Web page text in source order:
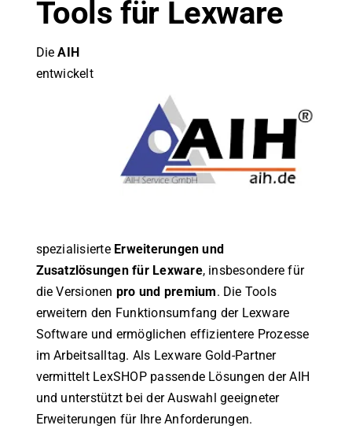
Tools für Lexware
DieAIH
entwickelt
spezialisierte Erweiterungen und
Zusatzlösungen für Lexware, insbesondere für
die Versionen pro und premium. Die Tools
erweitern den Funktionsumfang der Lexware
Software und ermöglichen effizientere Prozesse
im Arbeitsalltag. Als Lexware Gold-Partner
vermittelt LexSHOP passende Lösungen der AIH
und unterstützt bei der Auswahl geeigneter
Erweiterungen für Ihre Anforderungen.